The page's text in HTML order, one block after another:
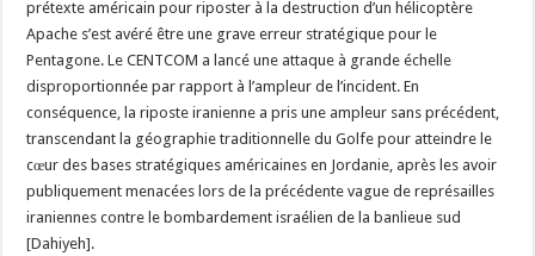
prétexte américain pour riposter à la destruction d’un hélicoptère
Apache s’est avéré être une grave erreur stratégique pour le
Pentagone. Le CENTCOM a lancé une attaque à grande échelle
disproportionnée par rapport à l’ampleur de l’incident. En
conséquence, la riposte iranienne a pris une ampleur sans précédent,
transcendant la géographie traditionnelle du Golfe pour atteindre le
cœur des bases stratégiques américaines en Jordanie, après les avoir
publiquement menacées lors de la précédente vague de représailles
iraniennes contre le bombardement israélien de la banlieue sud
[Dahiyeh].